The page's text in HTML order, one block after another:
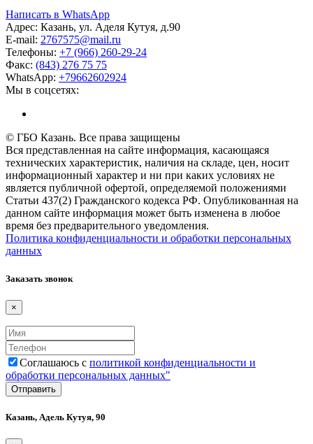
Написать в WhatsApp
Адрес: Казань, ул. Аделя Кутуя, д.90
E-mail: 2767575@mail.ru
Телефоны: +7 (966) 260-29-24
Факс: (843) 276 75 75
WhatsApp: +79662602924
Мы в соцсетях:
© ГБО Казань. Все права защищены
Вся представленная на сайте информация, касающаяся
технических характеристик, наличия на складе, цен, носит
информационный характер и ни при каких условиях не
является публичной офертой, определяемой положениями
Статьи 437(2) Гражданского кодекса РФ. Опубликованная на
данном сайте информация может быть изменена в любое
время без предварительного уведомления.
Политика конфиденциальности и обработки персональных
данных
Заказать звонок
×
Соглашаюсь с политикой конфиденциальности и
обработки персональных данных"
Казань, Адель Кутуя, 90